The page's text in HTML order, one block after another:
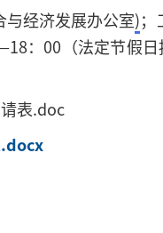
与经济发展办公室)；
：00（法定节假
表.doc